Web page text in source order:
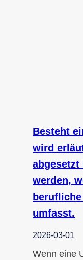
Besteht
wird
werden,
umfasst.
2026-03-01
Wenn eine